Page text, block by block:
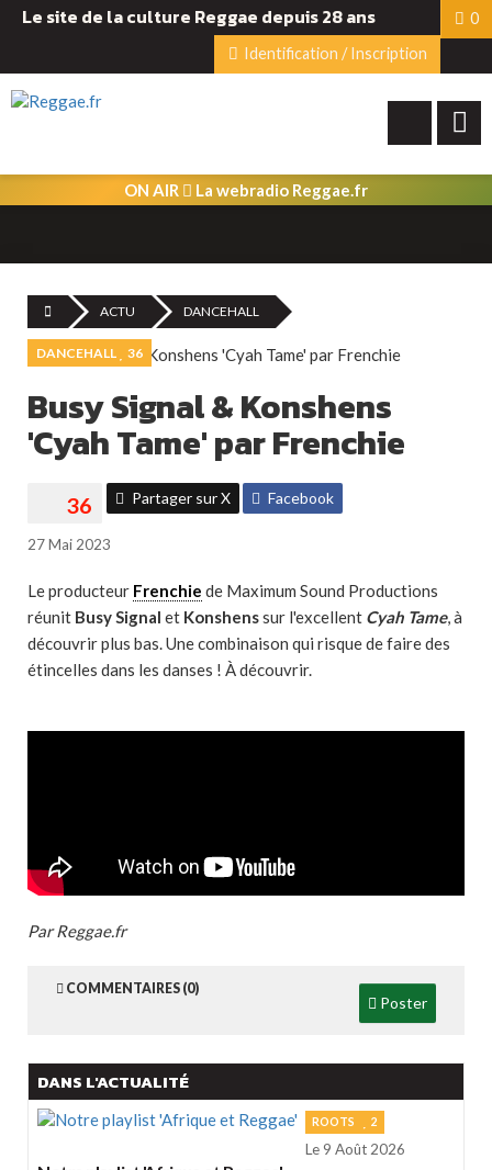
Le site de la culture Reggae depuis 28 ans
0
Identification / Inscription
ON AIR La webradio Reggae.fr
ACTU DANCEHALL
DANCEHALL 36
Busy Signal & Konshens
'Cyah Tame' par Frenchie
Partager sur X Facebook
27 Mai 2023
Le producteur Frenchie de Maximum Sound Productions
réunit Busy Signal et Konshenssur l'excellent Cyah Tame, à
découvrir plus bas. Une combinaison qui risque de faire des
étincelles dans les danses ! À découvrir.
Par Reggae.fr
COMMENTAIRES (0)
Poster
DANS L'ACTUALITÉ
ROOTS 2
Le 9 Août 2026